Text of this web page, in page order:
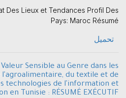
Des Lieux et Tendances Profil Des
Pays: Maroc Résumé
تحميل
Sensible au Genre dans les
l'agroalimentaire, du textile et de
technologies de l'information et
en Tunisie : RÉSUMÉ EXÉCUTIF